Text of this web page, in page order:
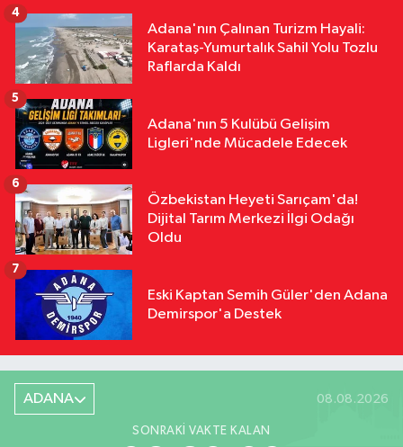
Adana'nın Çalınan Turizm Hayali:
Karataş-Yumurtalık Sahil Yolu Tozlu
Raflarda Kaldı
4
Adana'nın 5 Kulübü Gelişim
Ligleri'nde Mücadele Edecek
5
Özbekistan Heyeti Sarıçam'da!
Dijital Tarım Merkezi İlgi Odağı
Oldu
6
Eski Kaptan Semih Güler'den Adana
Demirspor'a Destek
7
ADANA 08.08.2026
SONRAKI VAKTE KALAN